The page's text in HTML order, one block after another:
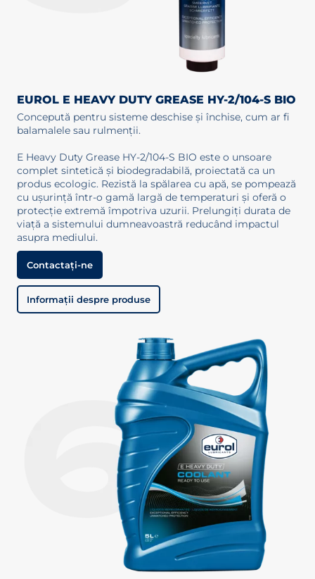
EUROL E HEAVY DUTY GREASE HY-2/104-S BIO
Concepută pentru sisteme deschise și închise, cum ar fi
balamalele sau rulmenții.
E Heavy Duty Grease HY-2/104-S BIO este o unsoare
complet sintetică și biodegradabilă, proiectată ca un
produs ecologic. Rezistă la spălarea cu apă, se pompează
cu ușurință într-o gamă largă de temperaturi și oferă o
protecție extremă împotriva uzurii. Prelungiți durata de
viață a sistemului dumneavoastră reducând impactul
asupra mediului.
Contactați-ne
Informații despre produse